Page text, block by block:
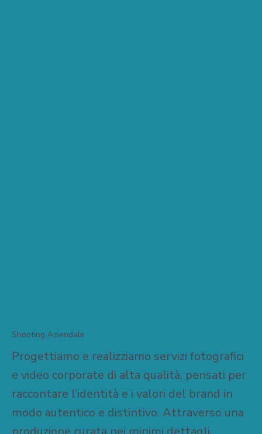
Shooting Aziendale
Progettiamo e realizziamo servizi fotografici
e video corporate di alta qualità, pensati per
raccontare l’identità e i valori del brand in
modo autentico e distintivo. Attraverso una